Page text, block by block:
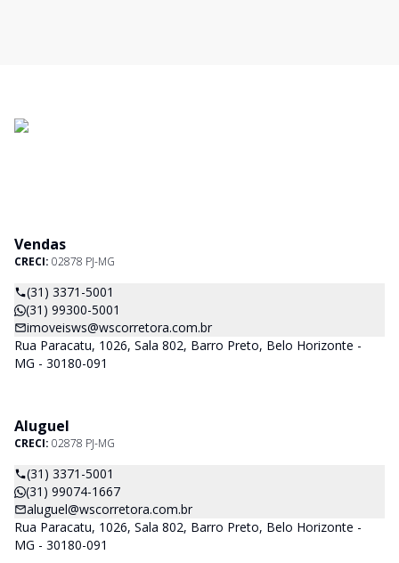
Vendas
CRECI: 02878 PJ-MG
(31) 3371-5001
(31) 99300-5001
imoveisws@wscorretora.com.br
Rua Paracatu, 1026, Sala 802, Barro Preto, Belo Horizonte -
MG - 30180-091
Aluguel
CRECI: 02878 PJ-MG
(31) 3371-5001
(31) 99074-1667
aluguel@wscorretora.com.br
Rua Paracatu, 1026, Sala 802, Barro Preto, Belo Horizonte -
MG - 30180-091